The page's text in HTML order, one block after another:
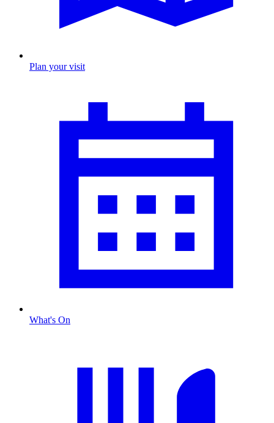
Plan your visit
What's On